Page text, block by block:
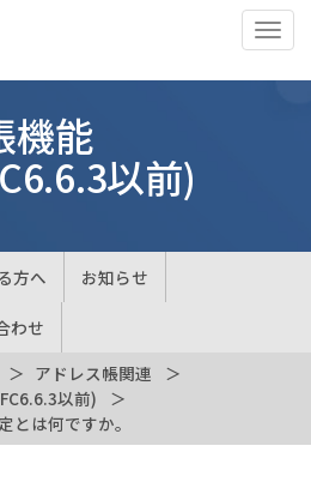
ナ
ビ
ゲ
切
機能
以前)
方へ お知らせ
わせ
アドレス帳関連
以前)
とは何ですか。